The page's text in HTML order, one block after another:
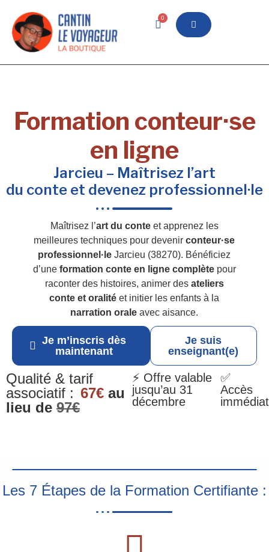
0
Formation conteur·se
en ligne
Jarcieu – Maîtrisez l’art
du conte et devenez professionnel·le
Maîtrisez l’art du conteet apprenez les
meilleures techniques pour devenirconteur·se
professionnel·le Jarcieu (38270). Bénéficiez
d’une formation conte en ligne complètepour
raconter des histoires, animer des ateliers
conte et oralité et initier les enfants à la
narration orale avec aisance.
Je m’inscris dès
maintenant
Je suis
enseignant(e)
Qualité & tarif
associatif : 67€ au
lieu de 97€
⚡ Offre valable
jusqu’au 31
décembre
✅
Accès
immédiat
Les 7 Étapes de la Formation Certifiante :